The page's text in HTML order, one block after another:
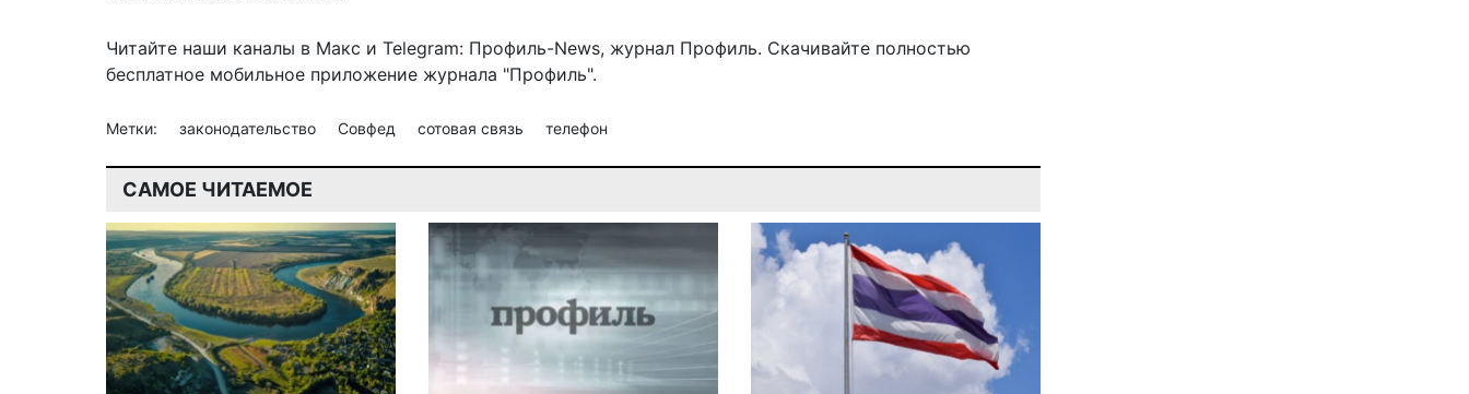
Читайте наши каналы в Макс и Telegram: Профиль-News, журнал Профиль. Скачивайте полностью
бесплатное мобильное приложение журнала "Профиль".
Метки: законодательство Совфед сотовая связь телефон
САМОЕ ЧИТАЕМОЕ